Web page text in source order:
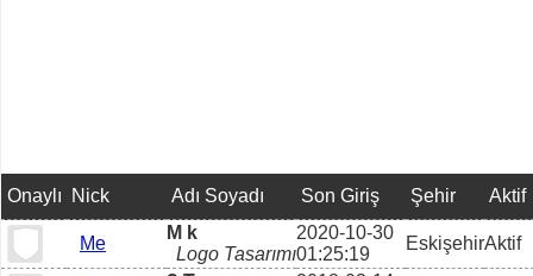
Onaylı Nick Adı Soyadı Son Giriş Şehir Aktif
Me
M k
Logo Tasarımı
2020-10-30
01:25:19
EskişehirAktif